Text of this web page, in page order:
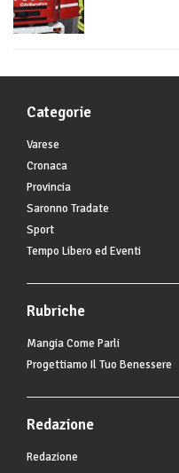
Categorie
Varese
Cronaca
Provincia
Saronno Tradate
Sport
Tempo Libero ed Eventi
Rubriche
Mangia Come Parli
Progettiamo Il Tuo Benessere
Redazione
Redazione